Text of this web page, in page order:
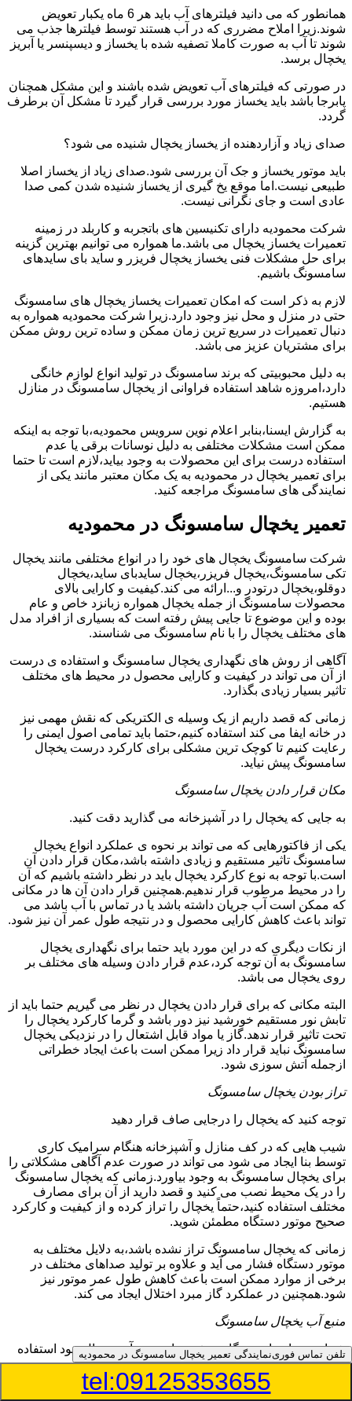
همانطور که می دانید فیلترهای آب باید هر 6 ماه یکبار تعویض
شوند.زیرا املاح مضرری که در آب هستند توسط فیلترها جذب می
شوند تا آب به صورت کاملا تصفیه شده با یخساز و دیسپنسر یا آبریز
یخچال برسد.
در صورتی که فیلترهای آب تعویض شده باشند و این مشکل همچنان
پابرجا باشد باید یخساز مورد بررسی قرار گیرد تا مشکل آن برطرف
گردد.
صدای زیاد و آزاردهنده از یخساز یخچال شنیده می شود؟
باید موتور یخساز و جک آن بررسی شود.صدای زیاد از یخساز اصلا
طبیعی نیست.اما موقع یخ گیری از یخساز شنیده شدن کمی صدا
عادی است و جای نگرانی نیست.
شرکت محمودیه دارای تکنیسین های باتجربه و کاربلد در زمینه
تعمیرات یخساز یخچال می باشد.ما همواره می توانیم بهترین گزینه
برای حل مشکلات فنی یخساز یخچال فریزر و ساید بای سایدهای
سامسونگ باشیم.
لازم به ذکر است که امکان تعمیرات یخساز یخچال های سامسونگ
حتی در منزل و محل نیز وجود دارد.زیرا شرکت محمودیه همواره به
دنبال تعمیرات در سریع ترین زمان ممکن و ساده ترین روش ممکن
برای مشتریان عزیز می باشد.
به دلیل محبوبیتی که برند سامسونگ در تولید انواع لوازم خانگی
دارد،امروزه شاهد استفاده فراوانی از یخچال سامسونگ در منازل
هستیم.
به گزارش ایسنا،بنابر اعلام نوین سرویس محمودیه،با توجه به اینکه
ممکن است مشکلات مختلفی به دلیل نوسانات برقی یا عدم
استفاده درست برای این محصولات به وجود بیاید،لازم است تا حتما
برای تعمیر یخچال در محمودیه به یک مکان معتبر مانند یکی از
نمایندگی های سامسونگ مراجعه کنید.
تعمیر یخچال سامسونگ در محمودیه
شرکت سامسونگ یخچال های خود را در انواع مختلفی مانند یخچال
تکی سامسونگ،یخچال فریزر،یخچال سایدبای ساید،یخچال
دوقلو،یخچال درتودر و...ارائه می کند.کیفیت و کارایی بالای
محصولات سامسونگ از جمله یخچال همواره زبانزد خاص و عام
بوده و این موضوع تا جایی پیش رفته است که بسیاری از افراد مدل
های مختلف یخچال را با نام سامسونگ می شناسند.
آگاهی از روش های نگهداری یخچال سامسونگ و استفاده ی درست
از آن می تواند در کیفیت و کارایی محصول در محیط های مختلف
تاثیر بسیار زیادی بگذارد.
زمانی که قصد داریم از یک وسیله ی الکتریکی که نقش مهمی نیز
در خانه ایفا می کند استفاده کنیم،حتما باید تمامی اصول ایمنی را
رعایت کنیم تا کوچک ترین مشکلی برای کارکرد درست یخچال
سامسونگ پیش نیاید.
مکان قرار دادن یخچال سامسونگ
به جایی که یخچال را در آشپزخانه می گذارید دقت کنید.
یکی از فاکتورهایی که می تواند بر نحوه ی عملکرد انواع یخچال
سامسونگ تاثیر مستقیم و زیادی داشته باشد،مکان قرار دادن آن
است.با توجه به نوع کارکرد یخچال باید در نظر داشته باشیم که آن
را در محیط مرطوب قرار ندهیم.همچنین قرار دادن آن ها در مکانی
که ممکن است آب جریان داشته باشد یا در تماس با آب باشد می
تواند باعث کاهش کارایی محصول و در نتیجه طول عمر آن نیز شود.
از نکات دیگری که در این مورد باید حتما برای نگهداری یخچال
سامسونگ به آن توجه کرد،عدم قرار دادن وسیله های مختلف بر
روی یخچال می باشد.
البته مکانی که برای قرار دادن یخچال در نظر می گیریم حتما باید از
تابش نور مستقیم خورشید نیز دور باشد و گرما کارکرد یخچال را
تحت تاثیر قرار ندهد.گاز یا مواد قابل اشتعال را در نزدیکی یخچال
سامسونگ نباید قرار داد زیرا ممکن است باعث ایجاد خطراتی
ازجمله آتش سوزی شود.
تراز بودن یخچال سامسونگ
توجه کنید که یخچال را درجایی صاف قرار دهید
شیب هایی که در کف منازل و آشپزخانه هنگام سرامیک کاری
توسط بنا ایجاد می شود می تواند در صورت عدم آگاهی مشکلاتی را
برای یخچال سامسونگ به وجود بیاورد.زمانی که یخچال سامسونگ
را در یک محیط نصب می کنید و قصد دارید از آن برای مصارف
مختلف استفاده کنید،حتماً یخچال را تراز کرده و از کیفیت و کارکرد
صحیح موتور دستگاه مطمئن شوید.
زمانی که یخچال سامسونگ تراز نشده باشد،به دلایل مختلف به
موتور دستگاه فشار می آید و علاوه بر تولید صداهای مختلف در
برخی از موارد ممکن است باعث کاهش طول عمر موتور نیز
شود.همچنین در عملکرد گاز مبرد اختلال ایجاد می کند.
منبع آب یخچال سامسونگ
شما می توانید از دستگاه تصفیه برای منبع آب یخچال خود استفاده
کنید
در دفترچه راهنمای یخچال سامسونگ قسمت ویژه ای به منبع آب
تلفن تماس فورینمایندگی تعمیر یخچال سامسونگ در محمودیه
tel:09125353655